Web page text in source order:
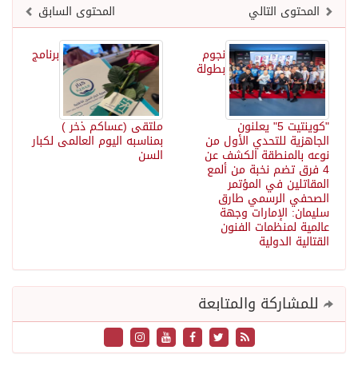
المحتوى السابق
المحتوى التالي
برنامج
ملتقى (عساكم ذخر )
بمناسبه اليوم العالمى لكبار
السن
نجوم
بطولة
"كوينتيت 5" يعلنون
الجاهزية للتحدي الأول من
نوعه بالمنطقة الكشف عن
4 فرق تضم نخبة من ألمع
المقاتلين في المؤتمر
الصحفي الرسمي طارق
سليمان: الإمارات وجهة
عالمية لمنظمات الفنون
القتالية الدولية
للمشاركة والمتابعة